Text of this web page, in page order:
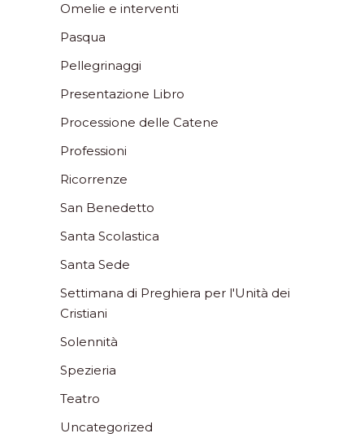
Omelie e interventi
Pasqua
Pellegrinaggi
Presentazione Libro
Processione delle Catene
Professioni
Ricorrenze
San Benedetto
Santa Scolastica
Santa Sede
Settimana di Preghiera per l'Unità dei
Cristiani
Solennità
Spezieria
Teatro
Uncategorized